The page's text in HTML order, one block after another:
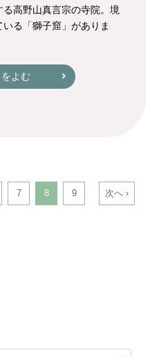
高野山真言宗の寺院。境
る「獅子窟」がありま
よむ
7 8 9 次へ ›